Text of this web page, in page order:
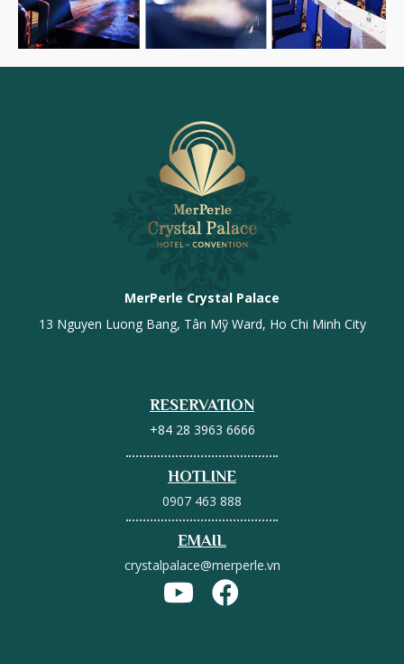
MerPerle Crystal Palace
13 Nguyen Luong Bang, Tân Mỹ Ward, Ho Chi Minh City
RESERVATION
+84 28 3963 6666
HOTLINE
0907 463 888
EMAIL
crystalpalace@merperle.vn